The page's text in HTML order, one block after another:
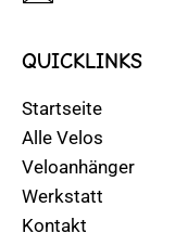
QUICKLINKS
Startseite
Alle Velos
Veloanhänger
Werkstatt
Kontakt